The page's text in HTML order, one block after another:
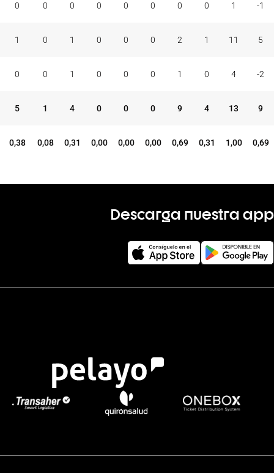
0 0 0 0 0 0 0 0 1 -1
1 0 1 0 0 0 2 1 11 5
0 0 1 0 0 0 1 0 4 -2
5 1 4 0 0 0 9 4 13 9
0,38 0,08 0,31 0,00 0,00 0,00 0,69 0,31 1,00 0,69
Descarga nuestra app